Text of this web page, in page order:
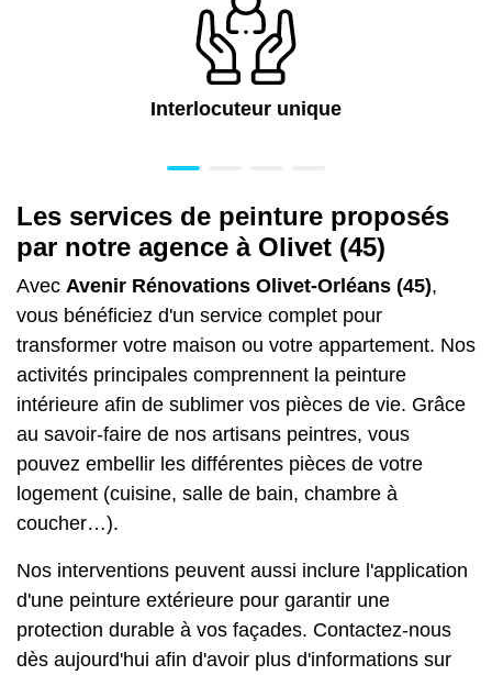
Interlocuteur unique
Les services de peinture proposés
par notre agence à Olivet (45)
Avec Avenir Rénovations Olivet-Orléans (45),
vous bénéficiez d'un service complet pour
transformer votre maison ou votre appartement. Nos
activités principales comprennent la peinture
intérieure afin de sublimer vos pièces de vie. Grâce
au savoir-faire de nos artisans peintres, vous
pouvez embellir les différentes pièces de votre
logement (cuisine, salle de bain, chambre à
coucher…).
Nos interventions peuvent aussi inclure l'application
d'une peinture extérieure pour garantir une
protection durable à vos façades. Contactez-nous
dès aujourd'hui afin d'avoir plus d'informations sur